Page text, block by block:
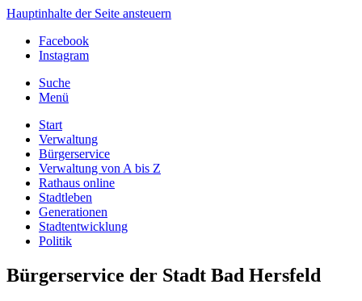
Hauptinhalte der Seite ansteuern
Facebook
Instagram
Suche
Menü
Start
Verwaltung
Bürgerservice
Verwaltung von A bis Z
Rathaus online
Stadtleben
Generationen
Stadtentwicklung
Politik
Bürgerservice der Stadt Bad Hersfeld